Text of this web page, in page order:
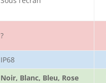
?
IP68
Noir, Blanc, Bleu, Rose